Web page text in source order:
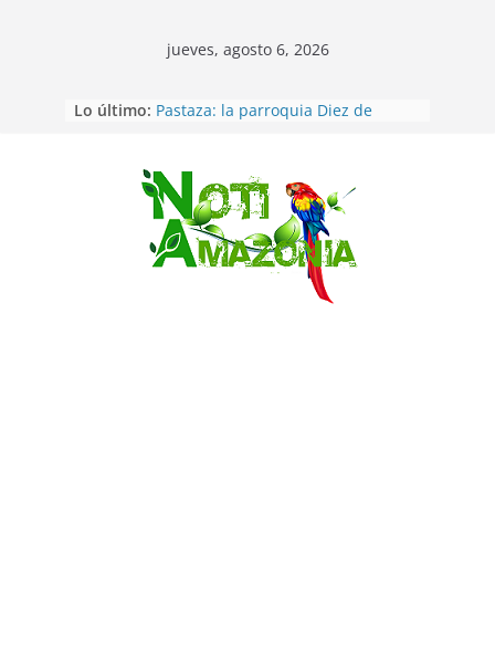
Saltar
jueves, agosto 6, 2026
Lo último: Pastaza: la parroquia Diez de
La “deuda de sueño”: una alerta
sobre los efectos de dormir mal en
la salud física y mental
Ecuador: dos jóvenes de 22 años
desaparecidos fueron encontrados
muertos en Puerto lopez
Sentencian a 34 años de prisión a